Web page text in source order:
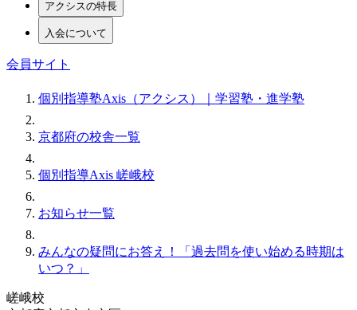
アクシスの特長
入会について
会員サイト
個別指導塾Axis（アクシス）｜学習塾・進学塾
京都府の校舎一覧
個別指導Axis 嵯峨校
お知らせ一覧
みんなの疑問にお答え！「過去問を使い始める時期は
いつ？」
嵯峨校